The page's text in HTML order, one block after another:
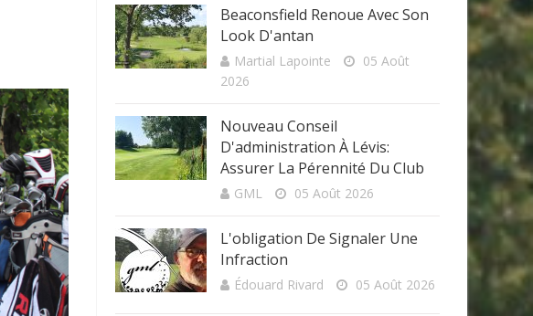
Beaconsfield Renoue Avec Son
Look D'antan
Martial Lapointe
05 Août
2026
Nouveau Conseil
D'administration À Lévis:
Assurer La Pérennité Du Club
GML 05 Août 2026
L'obligation De Signaler Une
Infraction
Édouard Rivard 05 Août 2026